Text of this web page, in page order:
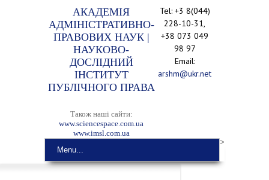
АКАДЕМІЯ
АДМІНІСТРАТИВНО-
ПРАВОВИХ НАУК |
НАУКОВО-
ДОСЛІДНИЙ
ІНСТИТУТ
ПУБЛІЧНОГО ПРАВА
Також наші сайти:
www.sciencespace.com.ua
www.imsl.com.ua
Tel: +3 8(044)
228-10-31,
+38 073 049
98 97
Email:
arshm@ukr.net
Menu...
>